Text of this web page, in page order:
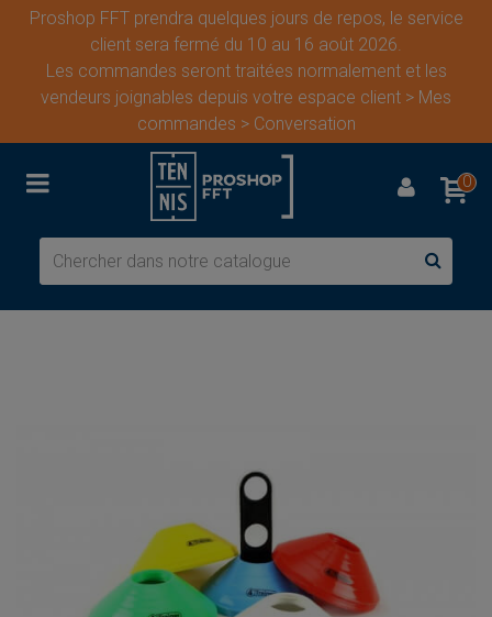
Proshop FFT prendra quelques jours de repos, le service
client sera fermé du 10 au 16 août 2026.
Les commandes seront traitées normalement et les
vendeurs joignables depuis votre espace client > Mes
commandes > Conversation
0